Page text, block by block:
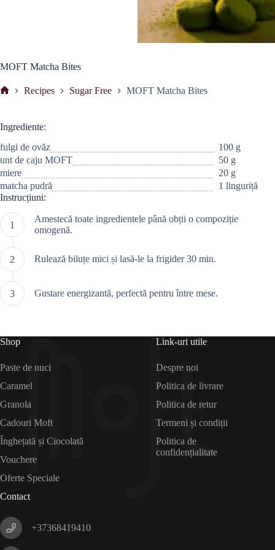
MOFT Matcha Bites
Recipes Sugar Free MOFT Matcha Bites
Ingrediente:
fulgi de ovăz
100 g
unt de caju MOFT
50 g
miere
20 g
matcha pudră
1 linguriță
Instrucțiuni:
Amestecă toate ingredientele până obții o compoziție
omogenă.
Rulează biluțe mici și lasă-le la frigider 30 min.
Gustare energizantă, perfectă pentru între mese.
Shop
Paste de nuci
Caramel
Granola
Cadouri Moft
Înghețată și Ciocolată
Vouchere
Oferte Speciale
Link-uri utile
Despre noi
Politica de livrare
Politica de retur
Termeni și condiții
Politica de
confidențialitate
Contact
+37368419410